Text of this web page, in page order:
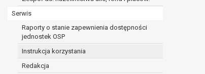
Serwis
Raporty o stanie zapewnienia dostępności
jednostek OSP
Instrukcja korzystania
Redakcja